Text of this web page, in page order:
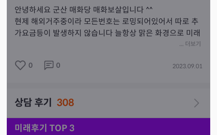
안녕하세요 군산 매화당 매화보살입니다 ^^
현제 해외거주중이라 모든번호는 로밍되어있어서 따로 추
가요금등이 발생하지 않습니다 늘항상 맑은 화경으로 미래
를 내다보며 옳바른 자세로 과거.현제.미래를 사실그대로
는 무당이며 내담자 여러분 한분 한분 성심성의껏 상담드
늣은밤에도 밤에피는 야화처럼 군산 매화당는 고객님 마음
... 더보기
0 0 2023.09.01
상담 후기 308
미래후기 TOP 3